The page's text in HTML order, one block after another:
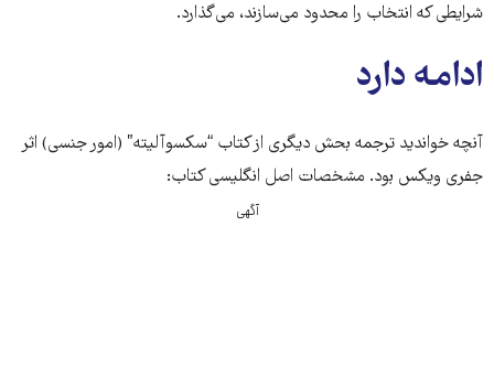
شرایطی که انتخاب را محدود می‌سازند، می‌گذارد.
ادامه دارد
‌‌‌آنچه خواندید ترجمه بحش دیگری از کتاب “سکسوآلیته” (امور جنسی) اثر
جفری ویکس بود. مشخصات اصل انگلیسی کتاب:
آگهی